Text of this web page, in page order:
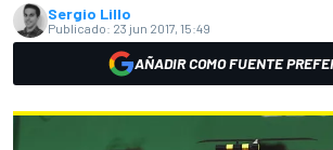
Sergio Lillo
Publicado: 23 jun 2017, 15:49
AÑADIR COMO FUENTE